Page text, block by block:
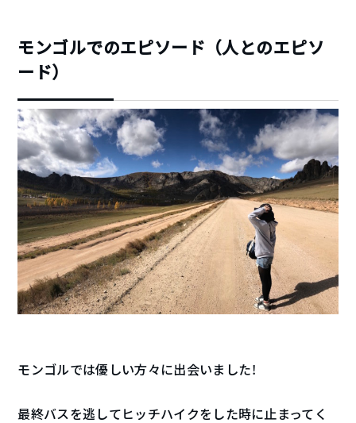
モンゴルでのエピソード（人とのエピソ
ード）
モンゴルでは優しい方々に出会いました！
最終バスを逃してヒッチハイクをした時に止まってく